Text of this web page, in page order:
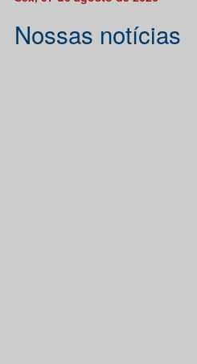
Nossas notícias